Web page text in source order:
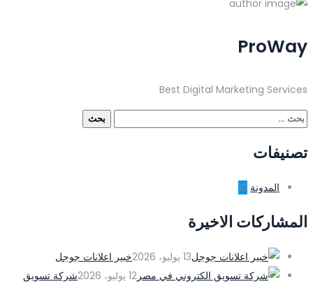
ProWay
Best Digital Marketing Services
تصنيفات
المدونة 10
المشاركات الاخيرة
13 يوليو، 2026
خبير اعلانات جوجل
12 يوليو، 2026
شركة تسويق